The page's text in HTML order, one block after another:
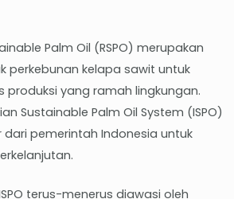
Palm Oil (RSPO) merupakan
perkebunan kelapa sawit untuk
produksi yang ramah lingkungan.
Sustainable Palm Oil System (ISPO)
pemerintah Indonesia untuk
terus-menerus diawasi oleh